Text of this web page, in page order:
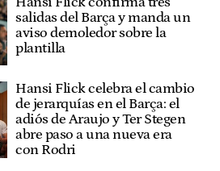
salidas del Barça y manda un
aviso demoledor sobre la
plantilla
Hansi Flick celebra el cambio
de jerarquías en el Barça: el
adiós de Araujo y Ter Stegen
abre paso a una nueva era
con Rodri